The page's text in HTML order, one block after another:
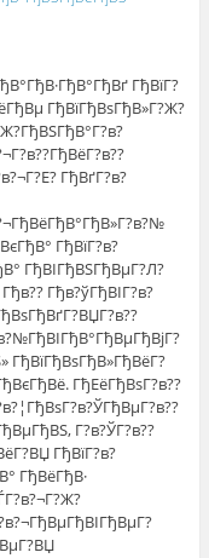
ГђВїГ?
ГђВїГђВѕГђВ»Г?Ж?
ГђВґГ?в?
ГђВїГ?в?
ГђВІГђВЅГђВµГ?Л?
Гђв?ўГђВІГ?в?
ГђВїГђВѕГђВ»ГђВёГ?
ГђЕёГђВѕГ?в??
Г?в?ЎГ?в??
ГђВїГ?в?
ГђВёГђВ·